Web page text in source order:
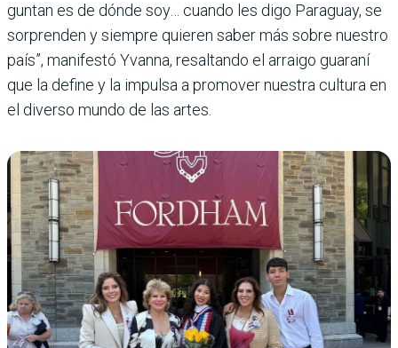
guntan es de dónde soy… cuando les digo Paraguay, se
sorprenden y siempre quie­ren saber más sobre nues­tro
país”, manifestó Yvanna, resaltando el arraigo gua­raní
que la define y la impulsa a promover nuestra cultura en
el diverso mundo de las artes.